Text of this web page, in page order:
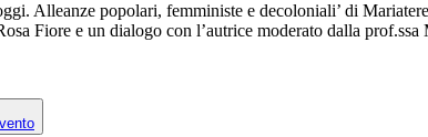
Alleanze popolari, femministe e decoloniali’ di
Fiore e un dialogo con l’autrice moderato dalla